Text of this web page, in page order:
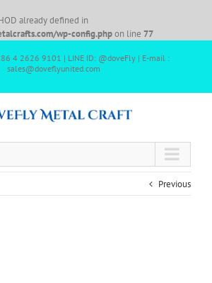
already defined in
wp-config.phpon line 77
4 2626 9101 | LINE ID: @doveFly | E-mail :
sales@doveflyunited.com
Previous